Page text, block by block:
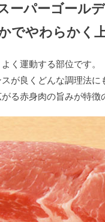
ーパーゴール
でやわらかく
く運動する部位です。
が良くどんな調理法に
る赤身肉の旨みが特徴